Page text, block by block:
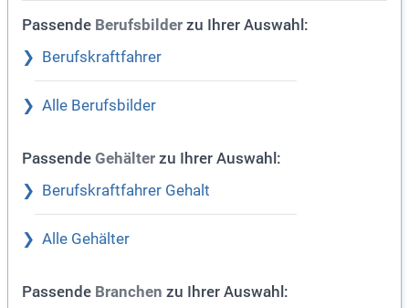
Passende Berufsbilder zu Ihrer Auswahl:
Berufskraftfahrer
Alle Berufsbilder
Passende Gehälter zu Ihrer Auswahl:
Berufskraftfahrer Gehalt
Alle Gehälter
Passende Branchen zu Ihrer Auswahl: